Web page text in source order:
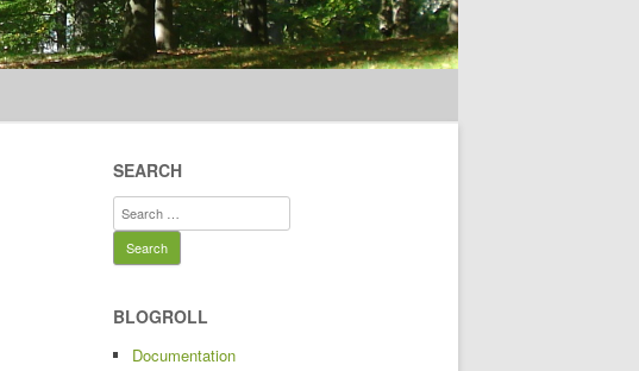
SEARCH
Search
for:
BLOGROLL
Documentation